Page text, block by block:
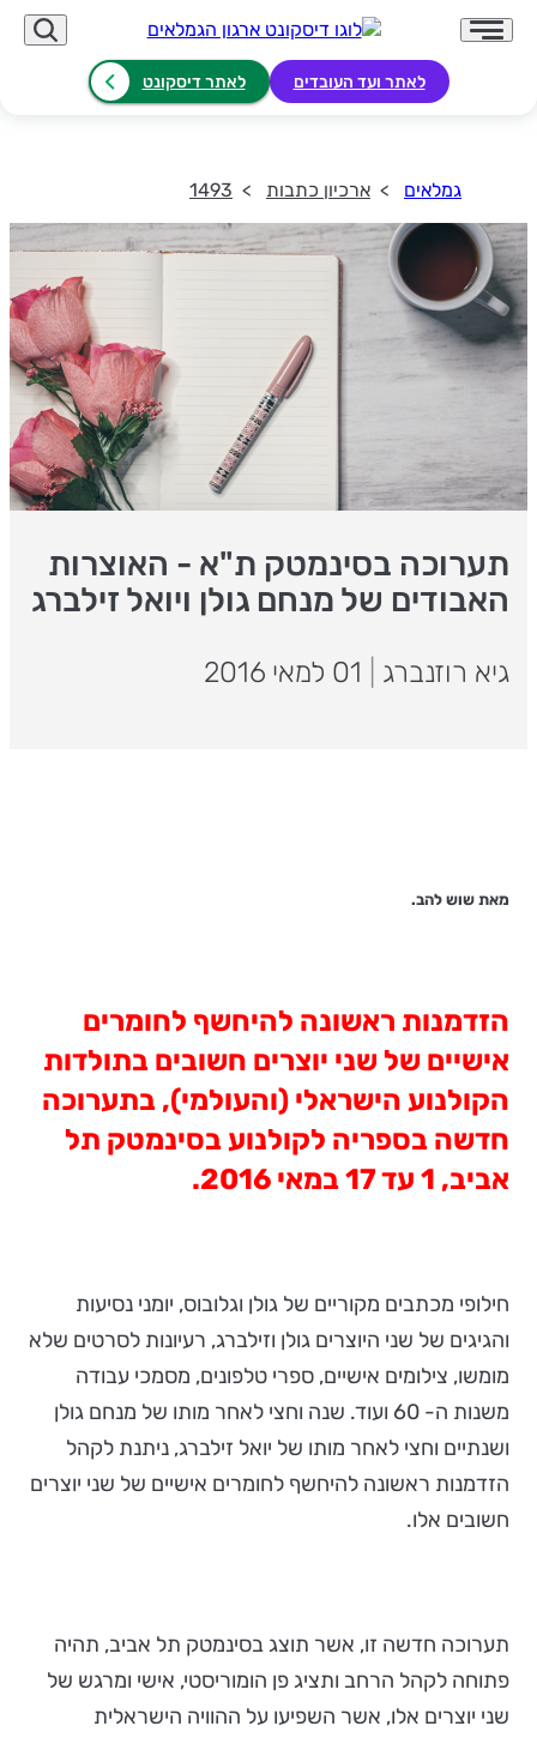
לאתר ועד העובדים לאתר דיסקונט
גמלאים ארכיון כתבות 1493
תערוכה בסינמטק ת"א - האוצרות
האבודים של מנחם גולן ויואל זילברג
גיא רוזנברג
מאת שוש להב.
הזדמנות ראשונה להיחשף לחומרים
אישיים של שני יוצרים חשובים בתולדות
הקולנוע הישראלי (והעולמי), בתערוכה
חדשה בספריה לקולנוע בסינמטק תל
אביב, 1 עד 17 במאי 2016.
חילופי מכתבים מקוריים של גולן וגלובוס, יומני נסיעות
והגיגים של שני היוצרים גולן וזילברג, רעיונות לסרטים שלא
מומשו, צילומים אישיים, ספרי טלפונים, מסמכי עבודה
משנות ה- 60 ועוד. שנה וחצי לאחר מותו של מנחם גולן
ושנתיים וחצי לאחר מותו של יואל זילברג, ניתנת לקהל
הזדמנות ראשונה להיחשף לחומרים אישיים של שני יוצרים
חשובים אלו.
תערוכה חדשה זו, אשר תוצג בסינמטק תל אביב, תהיה
פתוחה לקהל הרחב ותציג פן הומוריסטי, אישי ומרגש של
שני יוצרים אלו, אשר השפיעו על ההוויה הישראלית